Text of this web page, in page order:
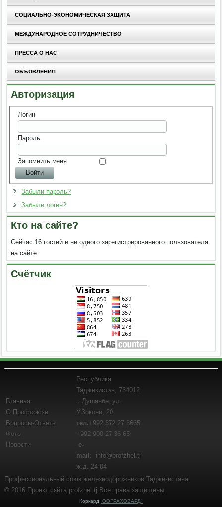
СОЦИАЛЬНО-ЭКОНОМИЧЕСКАЯ ЗАЩИТА
МЕЖДУНАРОДНОЕ СОТРУДНИЧЕСТВО
ПРЕССА О НАС
ОБЪЯВЛЕНИЯ
Авторизация
Логин
Пароль
Запомнить меня
Забыли пароль?
Забыли логин?
Кто на сайте?
Сейчас 16 гостей и ни одного зарегистрированного пользователя
на сайте
Счётчик
Главная
О Профсоюзе
Вопросы-Ответы
Фото
Новости
Республика
Таджикистан, 734012
г. Душанбе, ул.
У.Зокони, 20
тел.+992 372 27 3665
+992 900 27 36 65
e-
mail:
info@profzhel.tj
ж.д. 24-04
Профессиональный союз железнодорожников Таджикистана
© 2016 Проект сайта profzhel.tj Все права защищены.
Коркард: ОО "РАХОВАРД"